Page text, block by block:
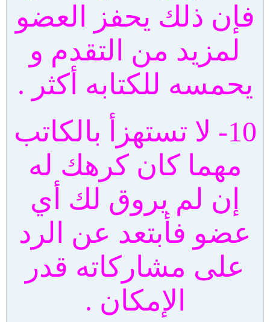
فإن ذلك يحفز العضو
لمزيد من التقدم و
يحمسه للكتابه أكثر .
10- لا تستهزأ بالكاتب
مهما كان كرهك له
إن لم يروق لك أي
عضو فأبتعد عن الرد
على مشاركاته قدر
الإمكان .